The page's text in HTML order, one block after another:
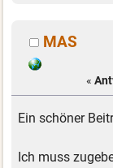
MAS
«
Ein schöner
Ich muss